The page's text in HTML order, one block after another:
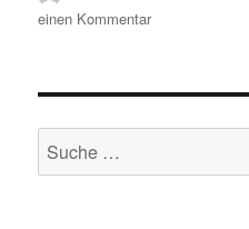
am
einen Kommentarzu
Suche
nach: